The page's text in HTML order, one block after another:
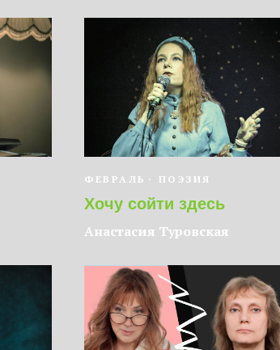
ФЕВРАЛЬ ПОЭЗИЯ
Хочу сойти здесь
Анастасия Туровская